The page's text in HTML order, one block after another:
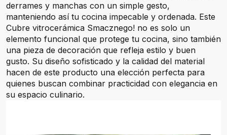
derrames y manchas con un simple gesto,
manteniendo así tu cocina impecable y ordenada. Este
Cubre vitrocerámica Smacznego! no es solo un
elemento funcional que protege tu cocina, sino también
una pieza de decoración que refleja estilo y buen
gusto. Su diseño sofisticado y la calidad del material
hacen de este producto una elección perfecta para
quienes buscan combinar practicidad con elegancia en
su espacio culinario.